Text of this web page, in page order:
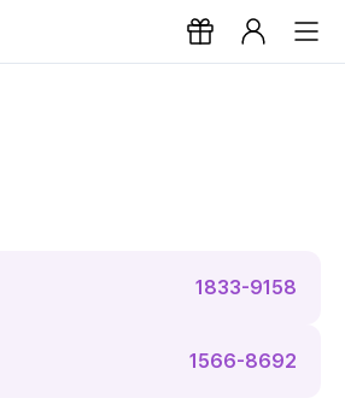
1833-9158
1566-8692